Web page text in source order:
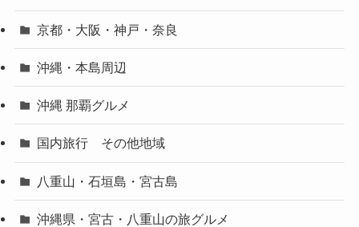
京都・大阪・神戸・奈良
沖縄・本島周辺
沖縄 那覇グルメ
国内旅行 その他地域
八重山・石垣島・宮古島
沖縄県・宮古・八重山の旅グルメ